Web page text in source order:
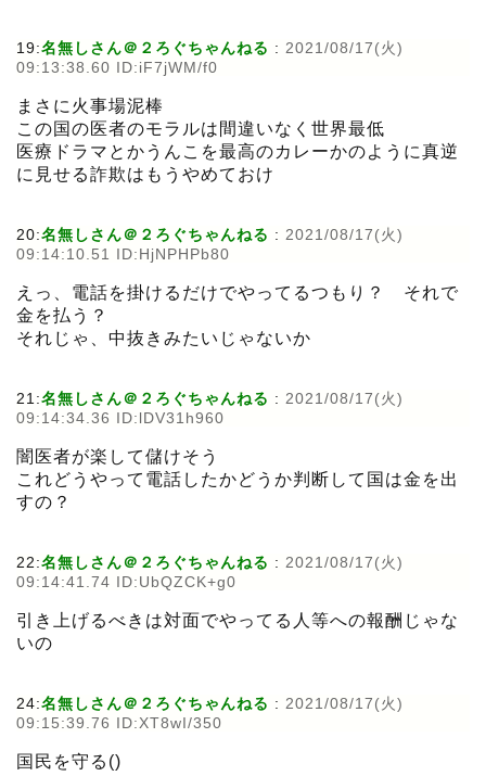
19:名無しさん＠２ろぐちゃんねる : 2021/08/17(火)
09:13:38.60 ID:iF7jWM/f0
まさに火事場泥棒
この国の医者のモラルは間違いなく世界最低
医療ドラマとかうんこを最高のカレーかのように真逆
に見せる詐欺はもうやめておけ
20:名無しさん＠２ろぐちゃんねる : 2021/08/17(火)
09:14:10.51 ID:HjNPHPb80
えっ、電話を掛けるだけでやってるつもり？ それで
金を払う？
それじゃ、中抜きみたいじゃないか
21:名無しさん＠２ろぐちゃんねる : 2021/08/17(火)
09:14:34.36 ID:lDV31h960
闇医者が楽して儲けそう
これどうやって電話したかどうか判断して国は金を出
すの？
22:名無しさん＠２ろぐちゃんねる : 2021/08/17(火)
09:14:41.74 ID:UbQZCK+g0
引き上げるべきは対面でやってる人等への報酬じゃな
いの
24:名無しさん＠２ろぐちゃんねる : 2021/08/17(火)
09:15:39.76 ID:XT8wI/350
国民を守る()